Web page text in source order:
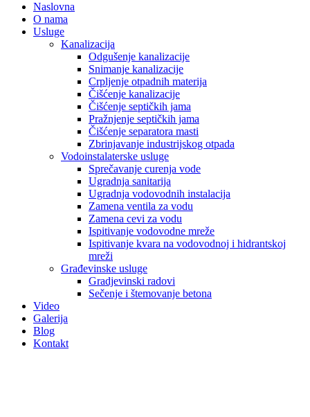
Naslovna
O nama
Usluge
Kanalizacija
Odgušenje kanalizacije
Snimanje kanalizacije
Crpljenje otpadnih materija
Čišćenje kanalizacije
Čišćenje septičkih jama
Pražnjenje septičkih jama
Čišćenje separatora masti
Zbrinjavanje industrijskog otpada
Vodoinstalaterske usluge
Sprečavanje curenja vode
Ugradnja sanitarija
Ugradnja vodovodnih instalacija
Zamena ventila za vodu
Zamena cevi za vodu
Ispitivanje vodovodne mreže
Ispitivanje kvara na vodovodnoj i hidrantskoj
mreži
Građevinske usluge
Gradjevinski radovi
Sečenje i štemovanje betona
Video
Galerija
Blog
Kontakt